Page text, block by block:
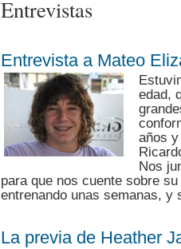
Entrevistas
Entrevista a Mateo
edad,
años
Nos
para que nos cuente sobre
entrenando unas semanas,
La previa de Heather